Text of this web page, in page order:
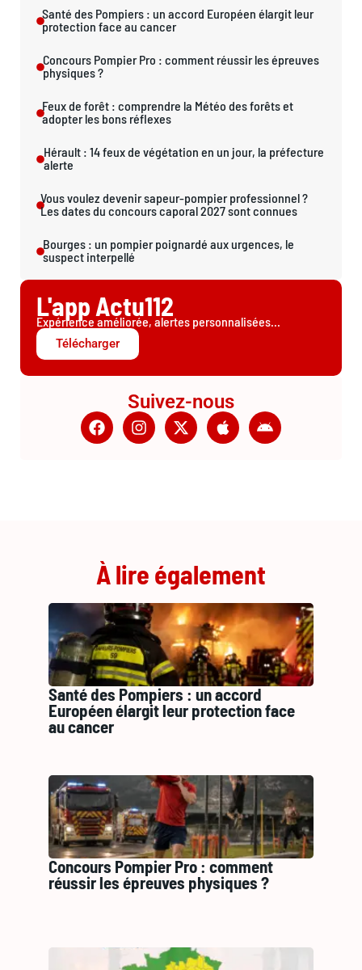
Santé des Pompiers : un accord Européen élargit leur
protection face au cancer
Concours Pompier Pro : comment réussir les épreuves
physiques ?
Feux de forêt : comprendre la Météo des forêts et
adopter les bons réflexes
Hérault : 14 feux de végétation en un jour, la préfecture
alerte
Vous voulez devenir sapeur-pompier professionnel ?
Les dates du concours caporal 2027 sont connues
Bourges : un pompier poignardé aux urgences, le
suspect interpellé
L'app Actu112
Expérience améliorée, alertes personnalisées...
Télécharger
Suivez-nous
À lire également
Santé des Pompiers : un accord
Européen élargit leur protection face
au cancer
Concours Pompier Pro : comment
réussir les épreuves physiques ?